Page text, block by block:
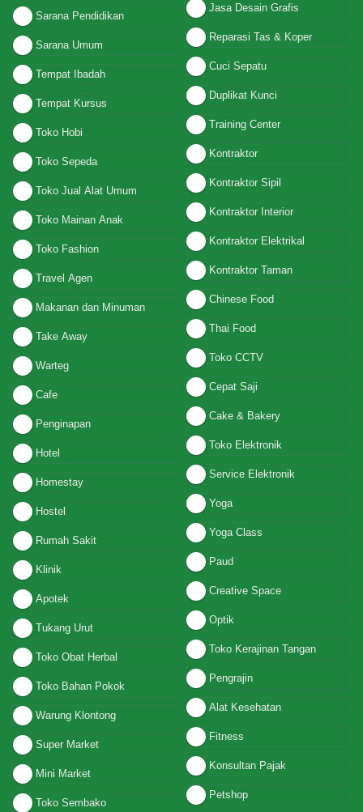
Sarana Pendidikan
Sarana Umum
Tempat Ibadah
Tempat Kursus
Toko Hobi
Toko Sepeda
Toko Jual Alat Umum
Toko Mainan Anak
Toko Fashion
Travel Agen
Makanan dan Minuman
Take Away
Warteg
Cafe
Penginapan
Hotel
Homestay
Hostel
Rumah Sakit
Klinik
Apotek
Tukang Urut
Toko Obat Herbal
Toko Bahan Pokok
Warung Klontong
Super Market
Mini Market
Toko Sembako
Jasa Desain Grafis
Reparasi Tas & Koper
Cuci Sepatu
Duplikat Kunci
Training Center
Kontraktor
Kontraktor Sipil
Kontraktor Interior
Kontraktor Elektrikal
Kontraktor Taman
Chinese Food
Thai Food
Toko CCTV
Cepat Saji
Cake & Bakery
Toko Elektronik
Service Elektronik
Yoga
Yoga Class
Paud
Creative Space
Optik
Toko Kerajinan Tangan
Pengrajin
Alat Kesehatan
Fitness
Konsultan Pajak
Petshop